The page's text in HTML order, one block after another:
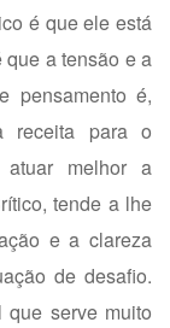
é que ele está
que a tensão e a
pensamento é,
receita para o
melhor a
tende a lhe
e a clareza
de desafio.
que serve muito